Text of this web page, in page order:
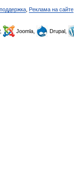
Реклама на сайте
Joomla, Drupal,